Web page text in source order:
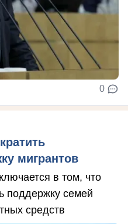
0
мигрантов
в том, что
поддержку семей
средств